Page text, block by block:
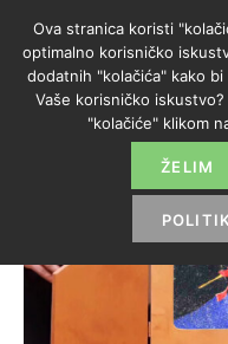
Ova stranica koristi
optimalno korisničko
dodatnih "kolačića" kako
Vaše korisničko
"kolačiće" klikom
ŽELIM